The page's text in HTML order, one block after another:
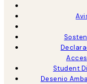
Student
Desenio